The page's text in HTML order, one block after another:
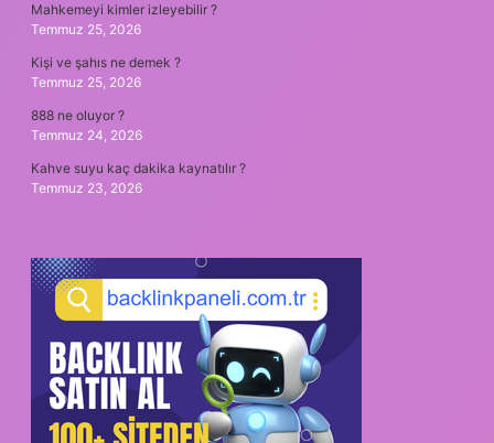
Mahkemeyi kimler izleyebilir ?
Temmuz 25, 2026
Kişi ve şahıs ne demek ?
Temmuz 25, 2026
888 ne oluyor ?
Temmuz 24, 2026
Kahve suyu kaç dakika kaynatılır ?
Temmuz 23, 2026